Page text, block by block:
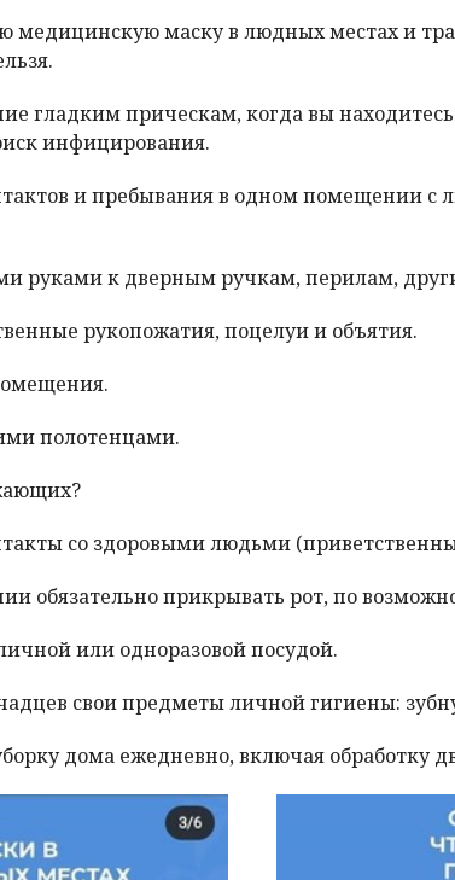
медицинскую маску в людных местах и
гладким прическам, когда вы
инфицирования.
и пребывания в одном
руками к дверным ручкам, перилам,
рукопожатия, поцелуи и объятия.
полотенцами.
со здоровыми людьми
обязательно прикрывать рот, по
или одноразовой посудой.
свои предметы личной гигиены:
дома ежедневно, включая обработку